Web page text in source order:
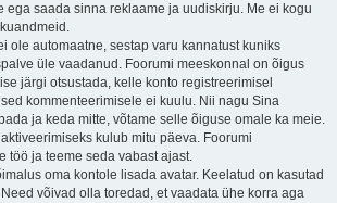
ega saada sinna reklaame ja uudiskirju. Me ei kogu
ole automaatne, sestap varu kannatust kuniks
üle vaadanud. Foorumi meeskonnal on õigus
järgi otsustada, kelle konto registreerimisel
kommenteerimisele ei kuulu. Nii nagu Sina
ja keda mitte, võtame selle õiguse omale ka meie.
kulub mitu päeva. Foorumi
töö ja teeme seda vabast ajast.
oma kontole lisada avatar. Keelatud on kasutad
võivad olla toredad, et vaadata ühe korra aga